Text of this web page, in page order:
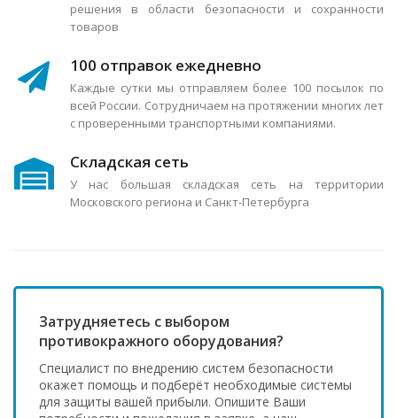
решения в области безопасности и сохранности
товаров
100 отправок ежедневно
Каждые сутки мы отправляем более 100 посылок по
всей России. Сотрудничаем на протяжении многих лет
с проверенными транспортными компаниями.
Складская сеть
У нас большая складская сеть на территории
Московского региона и Санкт-Петербурга
Затрудняетесь с выбором
противокражного оборудования?
Специалист по внедрению систем безопасности
окажет помощь и подберёт необходимые системы
для защиты вашей прибыли. Опишите Ваши